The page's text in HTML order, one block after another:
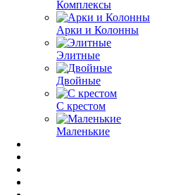
Комплексы
Арки и Колонны
Элитные
Двойные
С крестом
Маленькие